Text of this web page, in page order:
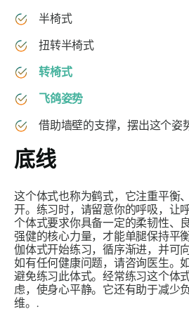
半椅式
扭转半椅式
转椅式
飞鸽姿势
借助墙壁的支撑，摆出这个姿
底线
这个体式也称为鹤式，它注重平衡
开。练习时，请留意你的呼吸，让
个体式要求你具备一定的柔韧性、
强健的核心力量，才能单腿保持平
伽体式开始练习，循序渐进，并可
如有任何健康问题，请咨询医生。
避免练习此体式。经常练习这个体
虑，使身心平静。它还有助于减少
维。.